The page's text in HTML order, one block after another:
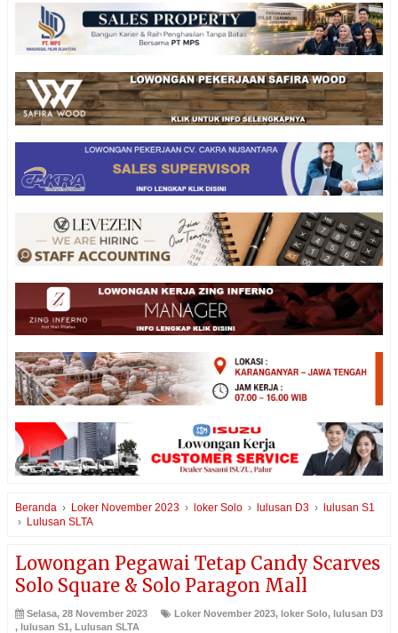
Beranda › Loker November 2023 › loker Solo › lulusan D3 › lulusan S1
› Lulusan SLTA
Lowongan Pegawai Tetap Candy Scarves
Solo Square & Solo Paragon Mall
Selasa, 28 November 2023 Loker November 2023, loker Solo, lulusan D3
, lulusan S1, Lulusan SLTA